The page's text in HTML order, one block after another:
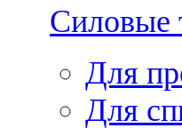
Силовые
Для
Для